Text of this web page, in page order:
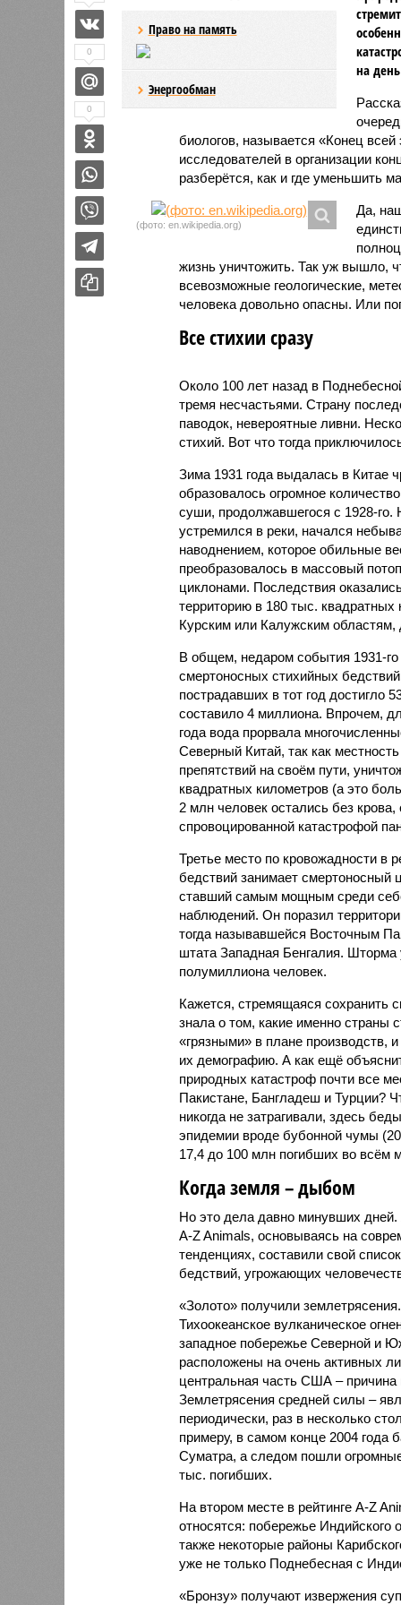
Право на память
Энергообман
на
биологов, называется «Конец
исследователей в организации
разберётся, как и где уменьшить
(фото: en.wikipedia.org)
Да,
жизнь уничтожить. Так уж вышло,
всевозможные геологические,
человека довольно опасны. Или
Все стихии сразу
Около 100 лет назад в
тремя несчастьями. Страну
паводок, невероятные ливни.
стихий. Вот что тогда
Зима 1931 года выдалась в Китае
образовалось огромное
суши, продолжавшегося с 1928-го.
устремился в реки, начался
наводнением, которое обильные
преобразовалось в массовый
циклонами. Последствия
территорию в 180 тыс.
Курским или Калужским областям,
В общем, недаром события 1931-
смертоносных стихийных
пострадавших в тот год достигло
составило 4 миллиона. Впрочем,
года вода прорвала
Северный Китай, так как
препятствий на своём пути,
квадратных километров (а это
2 млн человек остались без
спровоцированной катастрофой
Третье место по кровожадности в
бедствий занимает смертоносный
ставший самым мощным среди
наблюдений. Он поразил
тогда называвшейся Восточным
штата Западная Бенгалия. Шторма
полумиллиона человек.
Кажется, стремящаяся сохранить
знала о том, какие именно страны
«грязными» в плане производств,
их демографию. А как ещё
природных катастроф почти все
Пакистане, Бангладеш и Турции?
никогда не затрагивали, здесь
эпидемии вроде бубонной чумы
17,4 до 100 млн погибших во всём
Когда земля – дыбом
Но это дела давно минувших
A-Z Animals, основываясь на
тенденциях, составили свой
бедствий, угрожающих
«Золото» получили
Тихоокеанское вулканическое
западное побережье Северной и
расположены на очень активных
центральная часть США –
Землетрясения средней силы –
периодически, раз в несколько
примеру, в самом конце 2004 года
Суматра, а следом пошли
тыс. погибших.
На втором месте в рейтинге A-Z
относятся: побережье
также некоторые районы
уже не только Поднебесная с
«Бронзу» получают извержения
0
0